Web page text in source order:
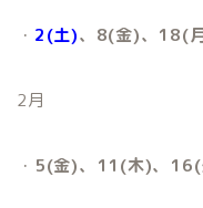
・ 2(土)、8(金)、18(
2月
・ 5(金)、11(木)、16(